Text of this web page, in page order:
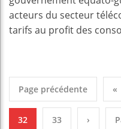
acteurs du secteur
tarifs au profit des
Page précédente «
32 33 ›